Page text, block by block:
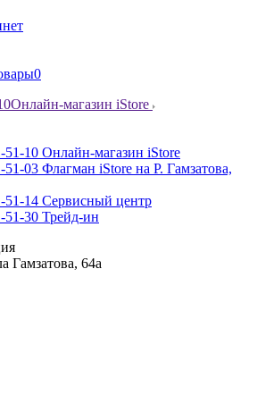
0
Онлайн-магазин iStore
51-10 Онлайн-магазин iStore
51-03 Флагман iStore на Р. Гамзатова,
51-14 Сервисный центр
51-30 Трейд-ин
Гамзатова, 64а